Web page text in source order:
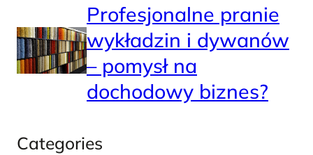
Profesjonalne pranie
wykładzin i dywanów
– pomysł na
dochodowy biznes?
Categories